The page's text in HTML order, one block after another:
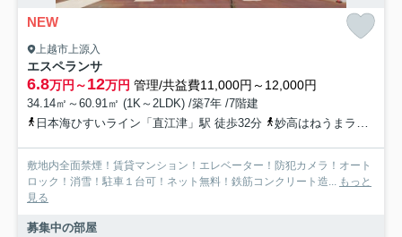
NEW
上越市上源入
エスペランサ
6.8万円～12万円 管理/共益費11,000円～12,000円
34.14㎡～60.91㎡ (1K～2LDK) /築7年 /7階建
日本海ひすいライン「直江津」駅 徒歩32分
妙高はねうまライン「直江津」駅 徒歩32分
敷地内全面禁煙！賃貸マンション！エレベーター！防犯カメラ！オート
ロック！消雪！駐車１台可！ネット無料！鉄筋コンクリート造... もっと
見る
募集中の部屋